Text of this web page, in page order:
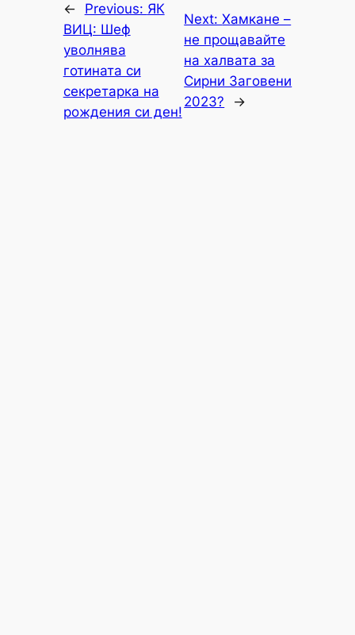
← Previous: ЯК
ВИЦ: Шеф
уволнява
готината си
секретарка на
рождения си ден!
Next:Хамкане –
не прощавайте
на халвата за
Сирни Заговени
2023?
→